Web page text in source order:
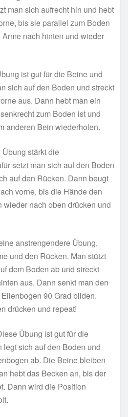
man sich aufrecht hin und hebt
bis sie parallel zum Boden
nach hinten und wieder
ist gut für die Beine und
sich auf den Boden und streckt
aus. Dann hebt man ein
zum Boden ist und
anderen Bein wiederholen.
stärkt die
setzt man sich auf den Boden
auf den Rücken. Dann beugt
vorne, bis die Hände den
wieder nach oben drücken und
anstrengendere Übung,
und den Rücken. Man stützt
dem Boden ab und streckt
aus. Dann senkt man den
90 Grad bilden.
drücken und repeat!
Übung ist gut für die
legt sich auf den Boden und
ab. Die Beine bleiben
hebt das Becken an, bis der
Dann wird die Position